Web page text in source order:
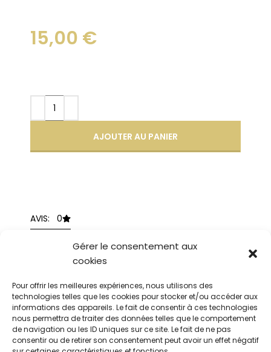
Gérer le consentement aux
cookies
Pour offrir les meilleures expériences, nous utilisons des
technologies telles que les cookies pour stocker et/ou accéder aux
informations des appareils. Le fait de consentir à ces technologies
nous permettra de traiter des données telles que le comportement
de navigation ou les ID uniques sur ce site. Le fait de ne pas
consentir ou de retirer son consentement peut avoir un effet négatif
15,00 €
AJOUTER AU PANIER
AVIS: 0
Peluche Panda Kawaii tenant des feuilles
de bambou